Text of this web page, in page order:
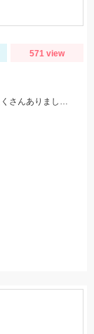
571 view
ヒットルアーはフェイキードッグＤＳ。ミスバイトはたくさんありましたよ！トップは楽しいですね♪